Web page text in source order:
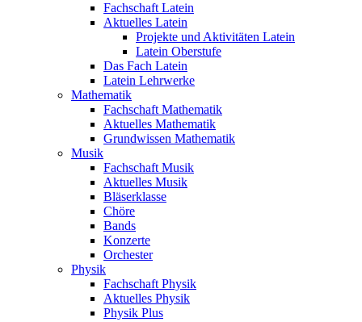
Fachschaft Latein
Aktuelles Latein
Projekte und Aktivitäten Latein
Latein Oberstufe
Das Fach Latein
Latein Lehrwerke
Mathematik
Fachschaft Mathematik
Aktuelles Mathematik
Grundwissen Mathematik
Musik
Fachschaft Musik
Aktuelles Musik
Bläserklasse
Chöre
Bands
Konzerte
Orchester
Physik
Fachschaft Physik
Aktuelles Physik
Physik Plus